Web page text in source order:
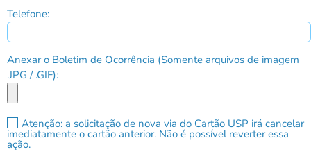
Telefone:
Anexar o Boletim de Ocorrência (Somente arquivos de imagem
.JPG / .GIF):
Atenção: a solicitação de nova via do Cartão USP irá cancelar
imediatamente o cartão anterior. Não é possível reverter essa
ação.